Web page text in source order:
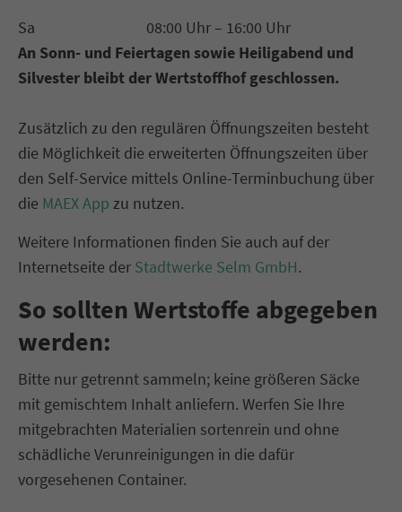
Sa 08:00 Uhr – 16:00 Uhr
An Sonn- und Feiertagen sowie Heiligabend und
Silvester bleibt der Wertstoffhof geschlossen.
Zusätzlich zu den regulären Öffnungszeiten besteht
die Möglichkeit die erweiterten Öffnungszeiten über
den Self-Service mittels Online-Terminbuchung über
die MAEX App zu nutzen.
Weitere Informationen finden Sie auch auf der
Internetseite der Stadtwerke Selm GmbH.
So sollten Wertstoffe abgegeben
werden:
Bitte nur getrennt sammeln; keine größeren Säcke
mit gemischtem Inhalt anliefern. Werfen Sie Ihre
mitgebrachten Materialien sortenrein und ohne
schädliche Verunreinigungen in die dafür
vorgesehenen Container.